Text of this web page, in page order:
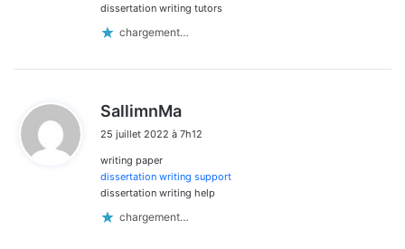
dissertation writing tutors
chargement…
SallimnMa
t
:
25 juillet 2022 à 7h12
writing paper
dissertation writing support
dissertation writing help
chargement…